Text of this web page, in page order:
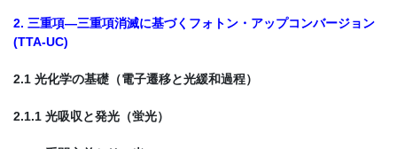
2. 三重項―三重項消滅に基づくフォトン・アップコンバージョン
(TTA-UC)
2.1 光化学の基礎（電子遷移と光緩和過程）
2.1.1 光吸収と発光（蛍光）